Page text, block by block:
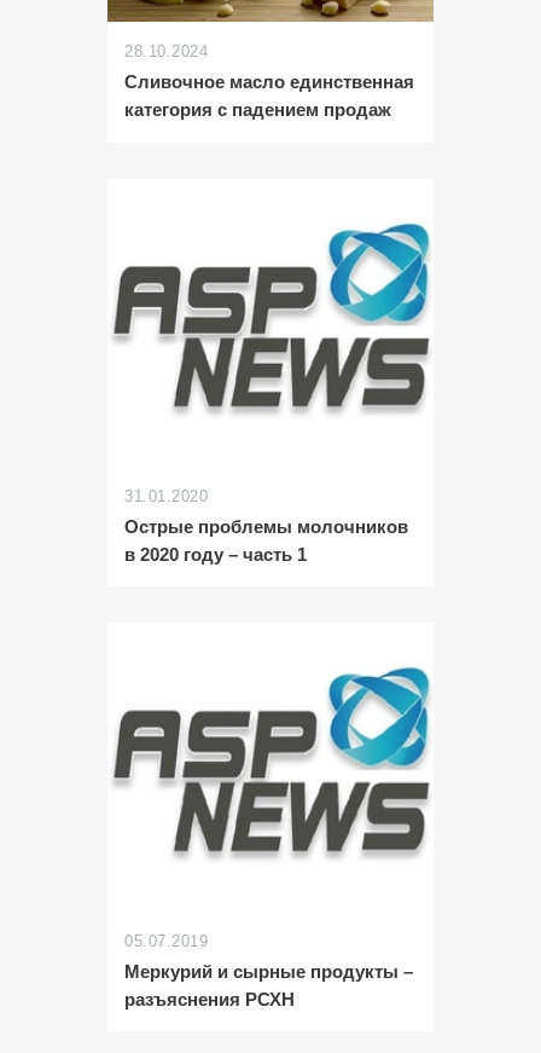
28.10.2024
Сливочное масло единственная
категория с падением продаж
31.01.2020
Острые проблемы молочников
в 2020 году – часть 1
05.07.2019
Меркурий и сырные продукты –
разъяснения РСХН